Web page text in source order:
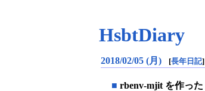
HsbtDiary
2018/02/05 (月) [長年日記]
■ rbenv-mjit を作った